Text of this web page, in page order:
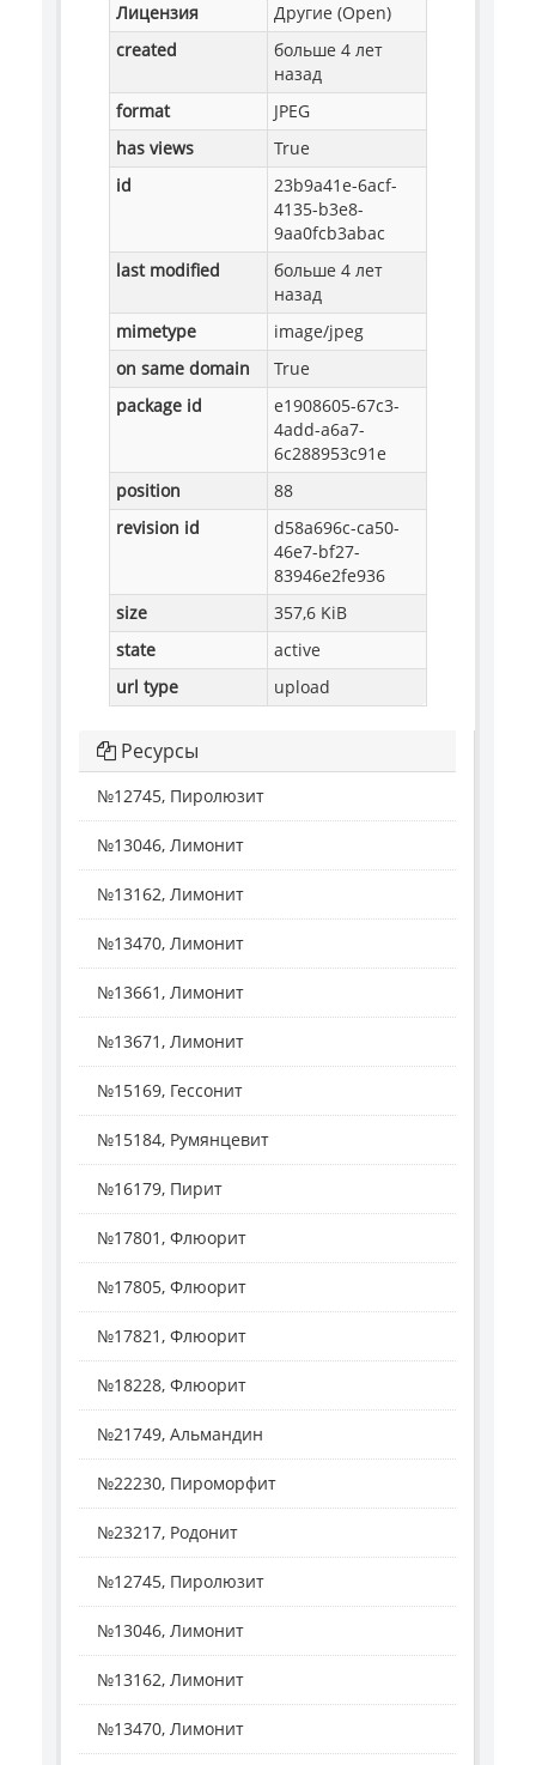
Лицензия
Другие (Open)
created
больше 4 лет
назад
format
JPEG
has views
True
id
23b9a41e-6acf-
4135-b3e8-
9aa0fcb3abac
last modified
больше 4 лет
назад
mimetype
image/jpeg
on same domain
True
package id
e1908605-67c3-
4add-a6a7-
6c288953c91e
position
88
revision id
d58a696c-ca50-
46e7-bf27-
83946e2fe936
size
357,6 KiB
state
active
url type
upload
Ресурсы
№12745, Пиролюзит
№13046, Лимонит
№13162, Лимонит
№13470, Лимонит
№13661, Лимонит
№13671, Лимонит
№15169, Гессонит
№15184, Румянцевит
№16179, Пирит
№17801, Флюорит
№17805, Флюорит
№17821, Флюорит
№18228, Флюорит
№21749, Альмандин
№22230, Пироморфит
№23217, Родонит
№12745, Пиролюзит
№13046, Лимонит
№13162, Лимонит
№13470, Лимонит